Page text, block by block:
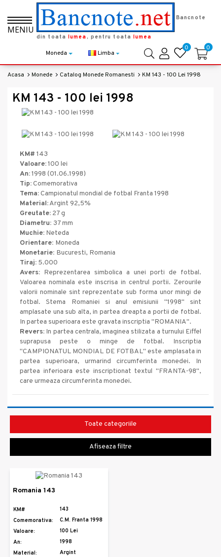
MENIU
Bancnote
din toata lumea , pentru toata lumea
Moneda Limba
0 0
Acasa Monede Catalog Monede Romanesti KM 143 - 100 Lei 1998
KM 143 - 100 lei 1998
KM# 143
Valoare:100 lei
An:1998 (01.06.1998)
Tip:Comemorativa
Tema:Campionatul mondial de fotbal Franta 1998
Material:Argint 92,5%
Greutate: 27 g
Diametru: 37 mm
Muchie: Neteda
Orientare: Moneda
Monetarie: Bucuresti, Romania
Tiraj: 5.000
Avers: Reprezentarea simbolica a unei porti de fotbal.
Valoarea nominala este inscrisa in centrul portii. Zerourile
valorii nominale sint reprezentate sub forma unor mingi de
fotbal. Stema Romaniei si anul emisiunii "1998" sint
amplasate una sub alta, in partea dreapta a portii de fotbal.
In partea superioara este gravata inscriptia "ROMANIA".
Revers: In partea centrala, imaginea stilizata a turnului Eiffel
suprapusa peste o minge de fotbal. Inscriptia
"CAMPIONATUL MONDIAL DE FOTBAL" este amplasata in
partea superioara, urmarind circumferinta monedei. In
partea inferioara este inscriptionat textul "FRANTA-98",
care urmeaza circumferinta monedei.
Toate categoriile
Afiseaza filtre
Romania 143
KM#
143
Comemorativa:
C.M. Franta 1998
Valoare:
100 Lei
An:
1998
Material:
Argint